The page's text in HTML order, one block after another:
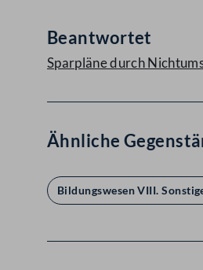
Beantwortet
Sparpläne durch
Ähnliche
Bildungswesen VIII.